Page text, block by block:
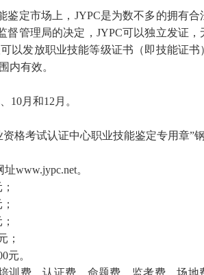
鉴定市场上， JYPC是为数不多的拥有
督管理局的决定，JYPC可以独立发证
以发放职业技能等级证书（即技能证
内有效。
10月和12月。
资格考试认证中心职业技能鉴定专用章”
址www.jypc.net。
；
。
训费、认证费、命题费、监考费、场